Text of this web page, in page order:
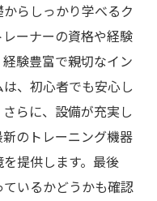
らしっかり学べるク
ーナーの資格や経験
験豊富で親切なイン
、初心者でも安心し
らに、設備が充実し
のトレーニング機器
提供します。最後
いるかどうかも確認